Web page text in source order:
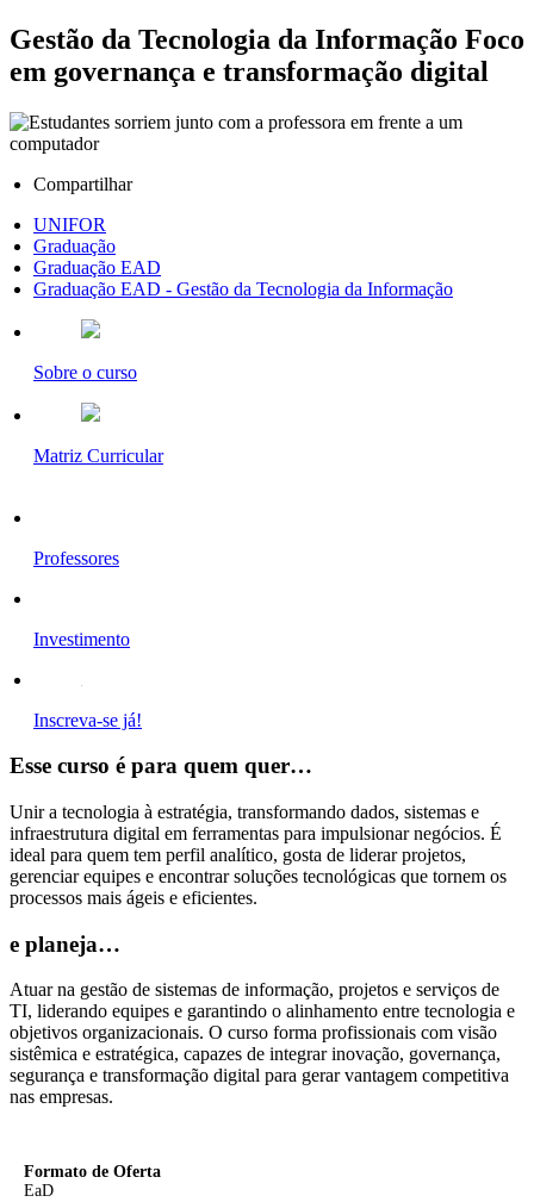
Gestão da Tecnologia da Informação Foco
em governança e transformação digital
Compartilhar
UNIFOR
Graduação
Graduação EAD
Graduação EAD - Gestão da Tecnologia da Informação
Sobre o curso
Matriz Curricular
Professores
Investimento
Inscreva-se já!
Esse curso é para quem quer…
Unir a tecnologia à estratégia, transformando dados, sistemas e
infraestrutura digital em ferramentas para impulsionar negócios. É
ideal para quem tem perfil analítico, gosta de liderar projetos,
gerenciar equipes e encontrar soluções tecnológicas que tornem os
processos mais ágeis e eficientes.
e planeja…
Atuar na gestão de sistemas de informação, projetos e serviços de
TI, liderando equipes e garantindo o alinhamento entre tecnologia e
objetivos organizacionais. O curso forma profissionais com visão
sistêmica e estratégica, capazes de integrar inovação, governança,
segurança e transformação digital para gerar vantagem competitiva
nas empresas.
Formato de Oferta
EaD